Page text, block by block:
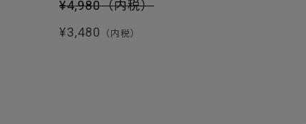
¥4,980（内税）
通常価格
¥3,480 （内税）